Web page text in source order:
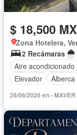
$ 18,500
Zona Hotelera,
2 Recámaras
Aire acondicionado
Elevador
Alberca
26/06/2026 en -